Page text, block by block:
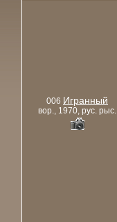
006 Игранный
вор., 1970, рус. рыс.